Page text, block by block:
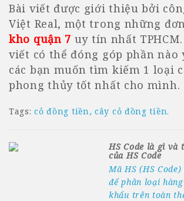
Bài viết được giới thiệu bởi
Việt Real, một trong những
kho quận 7 uy tín nhất
viết có thể đóng góp phần nào
các bạn muốn tìm kiếm 1 loại
phong thủy tốt nhất cho mình.
Tags: cỏ đồng tiền cây cỏ đồng tiền.
HS Code là gì và
của HS Code
Mã HS (HS
để phân loại
khẩu trên toàn